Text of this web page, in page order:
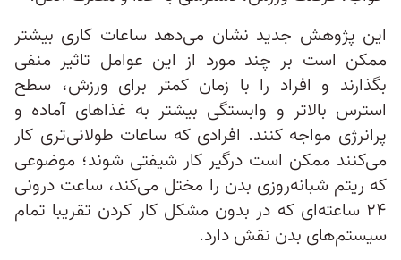
این پژوهش جدید نشان می‌دهد ساعات کاری بیشتر
ممکن است بر چند مورد از این عوامل تاثیر منفی
بگذارند و افراد را با زمان کمتر برای ورزش، سطح
استرس بالاتر و وابستگی بیشتر به غذاهای آماده و
پرانرژی مواجه کنند. افرادی که ساعات طولانی‌تری کار
می‌کنند ممکن است درگیر کار شیفتی شوند؛ موضوعی
که ریتم شبانه‌روزی بدن را مختل می‌کند، ساعت درونی
۲۴ ساعته‌ای که در بدون مشکل کار کردن تقریبا تمام
سیستم‌های بدن نقش دارد.